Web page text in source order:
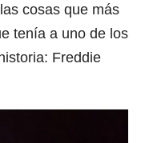
cosas que más
tenía a uno de los
Freddie